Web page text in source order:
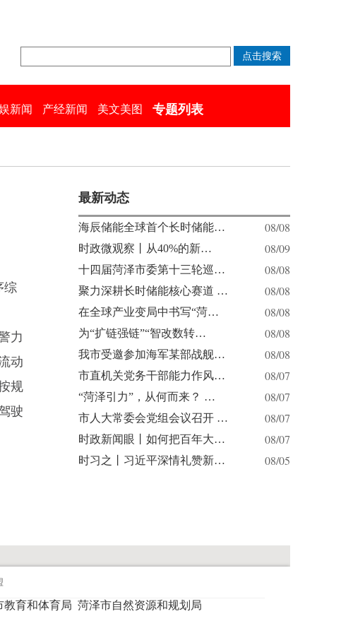
新闻 产经新闻 美文美图 专题列表
综
力
动
规
驶
最新动态
海辰储能全球首个长时储能… 08/08
时政微观察丨从40%的新… 08/09
十四届菏泽市委第十三轮巡… 08/08
聚力深耕长时储能核心赛道 … 08/08
在全球产业变局中书写“菏… 08/08
为“扩链强链”“智改数转… 08/08
我市受邀参加海军某部战舰… 08/08
市直机关党务干部能力作风… 08/07
“菏泽引力”，从何而来？ … 08/07
市人大常委会党组会议召开 … 08/07
时政新闻眼丨如何把百年大… 08/07
时习之丨习近平深情礼赞新… 08/05
教育和体育局 菏泽市自然资源和规划局